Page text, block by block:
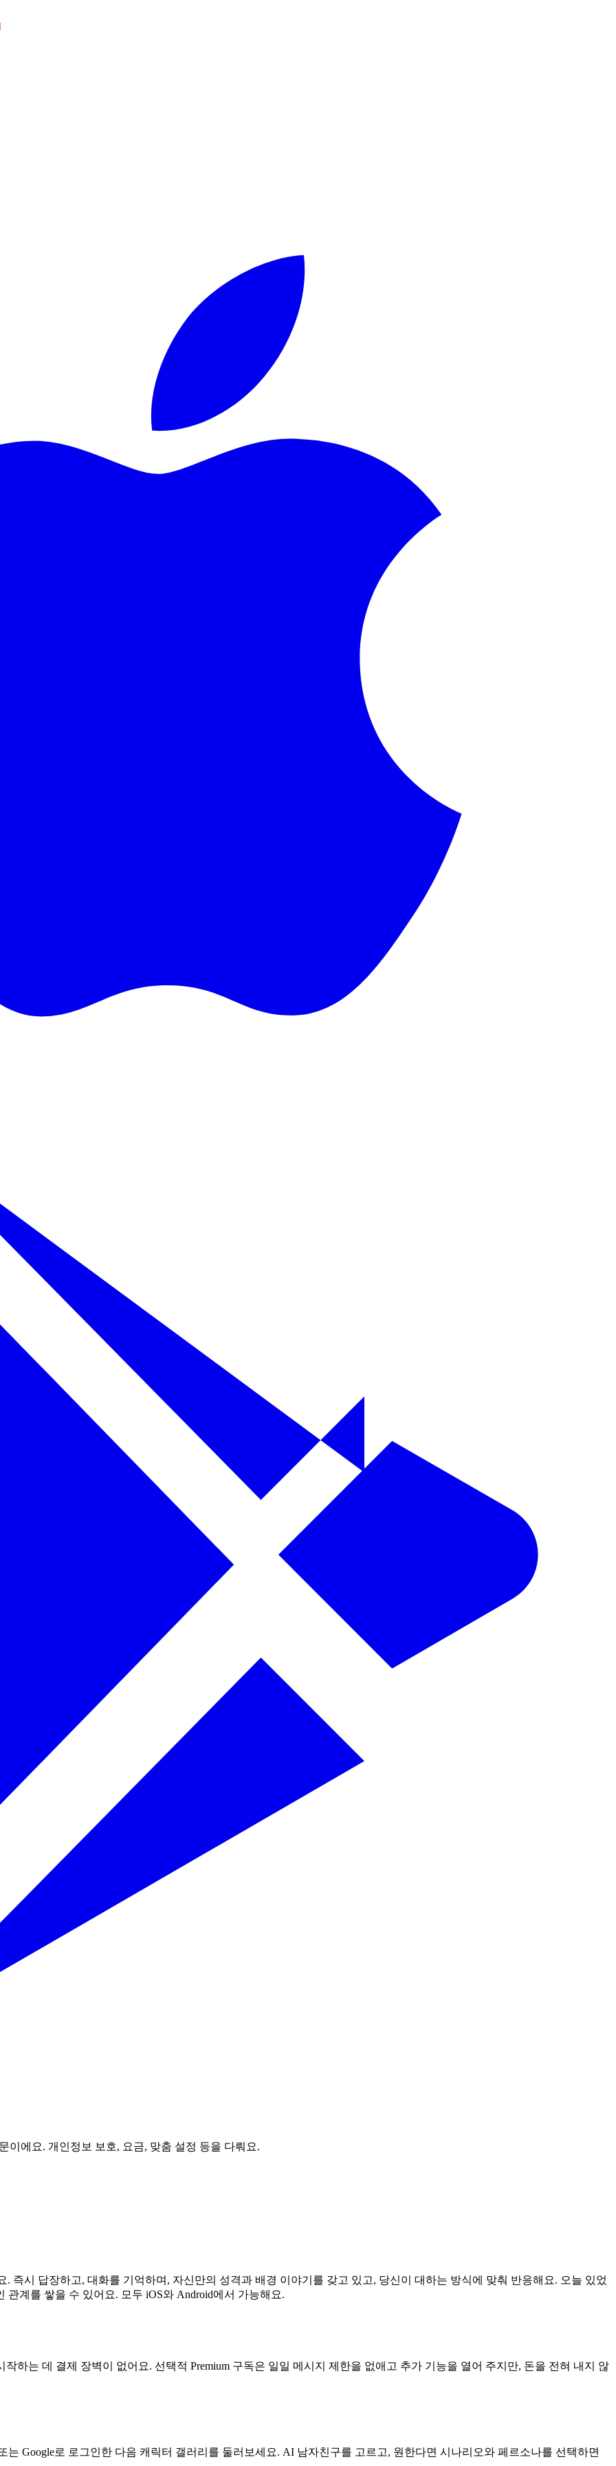
이에요. 개인정보 보호, 요금, 맞춤 설정 등을 다뤄요.
즉시 답장하고, 대화를 기억하며, 자신만의 성격과 배경 이야기를 갖고 있고, 당신이 대하는 방식에 맞춰 반응해요. 오늘 있었
계를 쌓을 수 있어요. 모두 iOS와 Android에서 가능해요.
하는 데 결제 장벽이 없어요. 선택적 Premium 구독은 일일 메시지 제한을 없애고 추가 기능을 열어 주지만, 돈을 전혀 내지 않
는 Google로 로그인한 다음 캐릭터 갤러리를 둘러보세요. AI 남자친구를 고르고, 원한다면 시나리오와 페르소나를 선택하면